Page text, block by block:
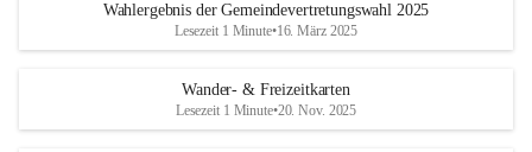
Wahlergebnis der Gemeindevertretungswahl 2025
Lesezeit 1 Minute•16. März 2025
Wander- & Freizeitkarten
Lesezeit 1 Minute•20. Nov. 2025